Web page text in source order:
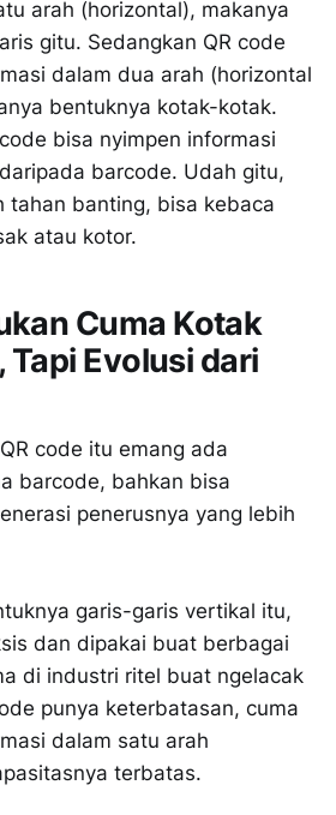
arah (horizontal), makanya
gitu. Sedangkan QR code
dalam dua arah (horizontal
bentuknya kotak-kotak.
bisa nyimpen informasi
barcode. Udah gitu,
tahan banting, bisa kebaca
atau kotor.
Cuma Kotak
Tapi Evolusi dari
code itu emang ada
barcode, bahkan bisa
penerusnya yang lebih
garis-garis vertikal itu,
dan dipakai buat berbagai
di industri ritel buat ngelacak
punya keterbatasan, cuma
dalam satu arah
terbatas.